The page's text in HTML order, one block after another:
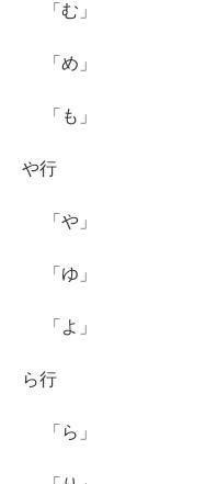
「む」
「め」
「も」
や行
「や」
「ゆ」
「よ」
ら行
「ら」